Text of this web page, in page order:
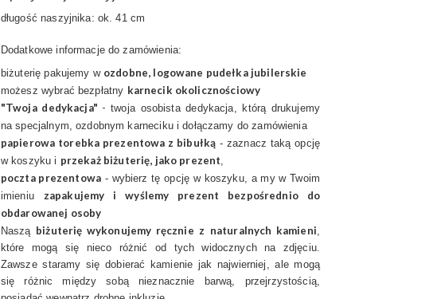
długość naszyjnika: ok. 41 cm
Dodatkowe informacje do zamówienia:
biżuterię pakujemy w ozdobne, logowane pudełka jubilerskie
możesz wybrać bezpłatny karnecik okolicznościowy
"Twoja dedykacja" -twoja osobista dedykacja, którą drukujemy
na specjalnym, ozdobnym karneciku i dołączamy do zamówienia
papierowa torebka prezentowa z bibułką - zaznacz taką opcję
w koszyku i przekaż biżuterię, jako prezent,
poczta prezentowa - wybierz tę opcję w koszyku, a my w Twoim
imieniu zapakujemy i wyślemy prezent bezpośrednio do
obdarowanej osoby
Naszą biżuterię wykonujemy ręcznie z naturalnych kamieni,
które mogą się nieco różnić od tych widocznych na zdjęciu.
Zawsze staramy się dobierać kamienie jak najwierniej, ale mogą
się różnic między sobą nieznacznie barwą, przejrzystością,